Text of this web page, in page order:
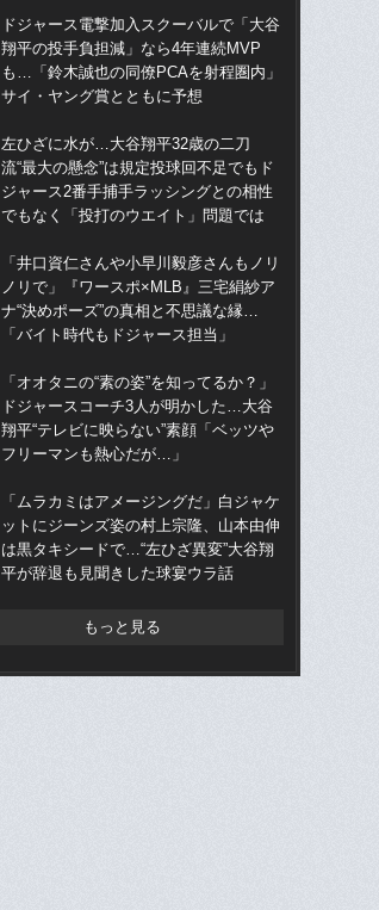
ドジャース電撃加入スクーバルで「大谷
翔平の投手負担減」なら4年連続MVP
も…「鈴木誠也の同僚PCAを射程圏内」
サイ・ヤング賞とともに予想
左ひざに水が…大谷翔平32歳の二刀
流“最大の懸念”は規定投球回不足でもド
ジャース2番手捕手ラッシングとの相性
でもなく「投打のウエイト」問題では
「井口資仁さんや小早川毅彦さんもノリ
ノリで」『ワースポ×MLB』三宅絹紗ア
ナ“決めポーズ”の真相と不思議な縁…
「バイト時代もドジャース担当」
「オオタニの“素の姿”を知ってるか？」
ドジャースコーチ3人が明かした…大谷
翔平“テレビに映らない”素顔「ベッツや
フリーマンも熱心だが…」
「ムラカミはアメージングだ」白ジャケ
ットにジーンズ姿の村上宗隆、山本由伸
は黒タキシードで…“左ひざ異変”大谷翔
平が辞退も見聞きした球宴ウラ話
もっと見る